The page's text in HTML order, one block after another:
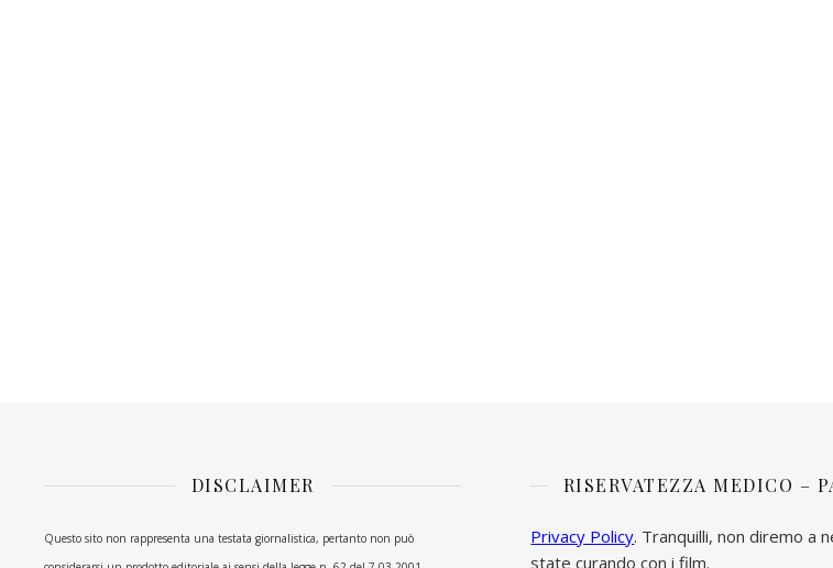
DISCLAIMER
Questo sito non rappresenta una testata giornalistica, pertanto non può
RISERVATEZZA MEDICO –
Privacy Policy. Tranquilli, non diremo a
state curando con i film.